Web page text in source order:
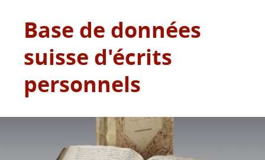
Base de données
suisse d'écrits
personnels